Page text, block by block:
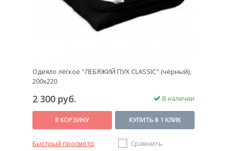
Одеяло лёгкое "ЛЕБЯЖИЙ ПУХ CLASSIC" (чёрный),
200х220
2 300 руб. В наличии
В КОРЗИНУ КУПИТЬ В 1 КЛИК
Быстрый просмотр Сравнить